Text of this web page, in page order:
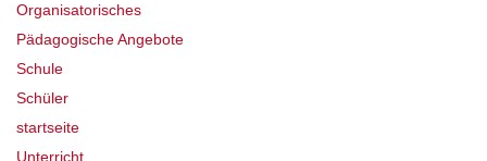
Organisatorisches
Pädagogische Angebote
Schule
Schüler
startseite
Unterricht